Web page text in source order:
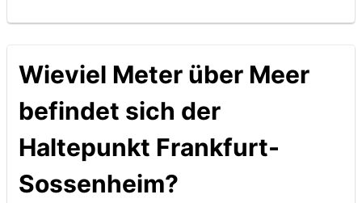
Wieviel Meter über Meer
befindet sich der
Haltepunkt Frankfurt-
Sossenheim?